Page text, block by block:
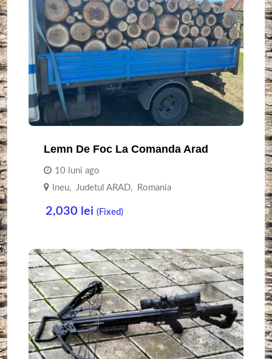
Lemn De Foc La Comanda Arad
10 luni ago
Ineu, Judetul ARAD, Romania
2,030 lei (Fixed)